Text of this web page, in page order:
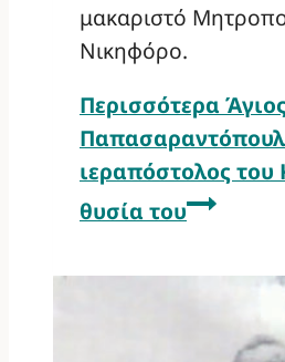
μακαριστό
Νικηφόρο.
Περισσότερα
ιεραπόστολος του
θυσία του